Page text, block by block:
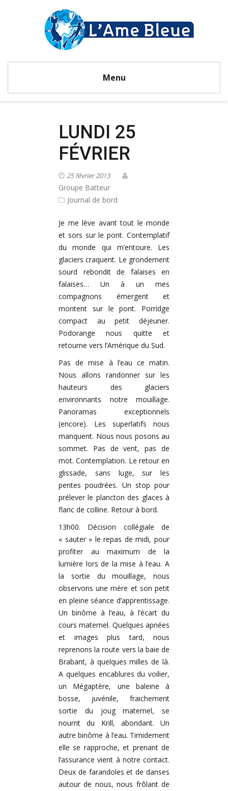
Menu
LUNDI 25
FÉVRIER
25 février 2013
Groupe Batteur
Journal de bord
Je me lève avant tout le monde
et sors sur le pont. Contemplatif
du monde qui m’entoure. Les
glaciers craquent. Le grondement
sourd rebondit de falaises en
falaises… Un à un mes
compagnons émergent et
montent sur le pont. Porridge
compact au petit déjeuner.
Podorange nous quitte et
retourne vers l’Amérique du Sud.
Pas de mise à l’eau ce matin.
Nous allons randonner sur les
hauteurs des glaciers
environnants notre mouillage.
Panoramas exceptionnels
(encore). Les superlatifs nous
manquent. Nous nous posons au
sommet. Pas de vent, pas de
mot. Contemplation. Le retour en
glissade, sans luge, sur les
pentes poudrées. Un stop pour
prélever le plancton des glaces à
flanc de colline. Retour à bord.
13h00. Décision collégiale de
« sauter » le repas de midi, pour
profiter au maximum de la
lumière lors de la mise à l’eau. A
la sortie du mouillage, nous
observons une mère et son petit
en pleine séance d’apprentissage.
Un binôme à l’eau, à l’écart du
cours maternel. Quelques apnées
et images plus tard, nous
reprenons la route vers la baie de
Brabant, à quelques milles de là.
A quelques encablures du voilier,
un Mégaptère, une baleine à
bosse, juvénile, fraichement
sortie du joug maternel, se
nourrit du Krill, abondant. Un
autre binôme à l’eau. Timidement
elle se rapproche, et prenant de
l’assurance vient à notre contact.
Deux de farandoles et de danses
autour de nous, nous frôlant de